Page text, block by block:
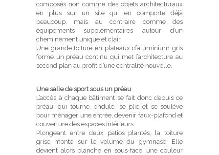
composés non comme des objets architecturaux
en plus sur un site qui en comporte déjà
beaucoup, mais au contraire comme des
équipements supplémentaires autour d’un
cheminement unique et clair.
Une grande toiture en plateaux d’aluminium gris
forme un préau continu qui met l’architecture au
second plan au profit d’une centralité nouvelle.
Une salle de sport sous un préau
L’accès à chaque bâtiment se fait donc depuis ce
préau, qui tourne, ondule, se plie et se soulève
pour ménager une entrée, devenir faux-plafond et
couverture des espaces intérieurs.
Plongeant entre deux patios plantés, la toiture
grise monte sur le volume du gymnase. Elle
devient alors blanche en sous-face, une couleur